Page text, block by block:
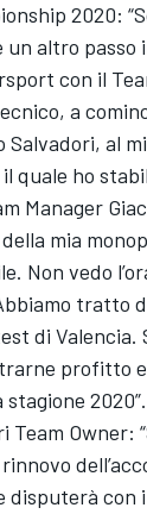
2020:
altro passo
con il
a
Salvadori, al
quale ho
Manager
mia
Non vedo
tratto
di Valencia.
profitto
2020”.
Team Owner:
disputerà con